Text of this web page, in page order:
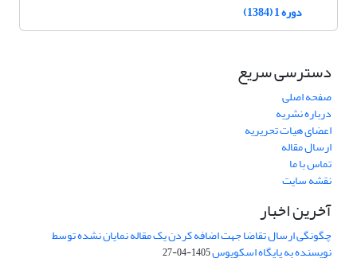
دوره 1 (1384)
دسترسی سریع
صفحه اصلی
درباره نشریه
اعضای هیات تحریریه
ارسال مقاله
تماس با ما
نقشه سایت
آخرین اخبار
چگونگی ارسال تقاضا جهت اضافه کردن یک مقاله نمایان نشده توسط
نویسنده به پایگاه اسکوپوس1405-04-27